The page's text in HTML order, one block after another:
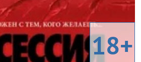
18+